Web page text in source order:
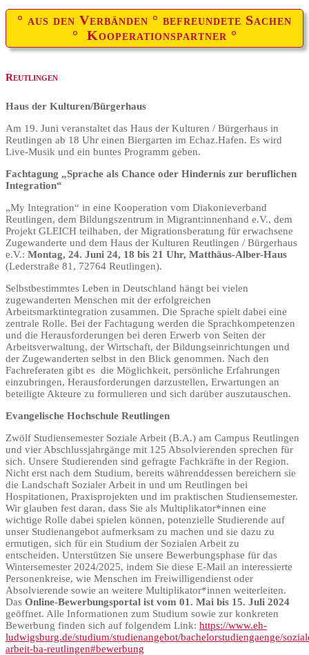
° aus den Verbänden ° befreundete Sachen
° Kooperationspartner °
Reutlingen
Haus der Kulturen/Bürgerhaus
Am 19. Juni veranstaltet das Haus der Kulturen / Bürgerhaus in
Reutlingen ab 18 Uhr einen Biergarten im Echaz.Hafen. Es wird
Live-Musik und ein buntes Programm geben.
Fachtagung „Sprache als Chance oder Hindernis zur beruflichen
Integration“
„My Integration“ in eine Kooperation vom Diakonieverband
Reutlingen, dem Bildungszentrum in Migrant:innenhand e.V., dem
Projekt GLEICH teilhaben, der Migrationsberatung für erwachsene
Zugewanderte und dem Haus der Kulturen Reutlingen / Bürgerhaus
e.V.: Montag, 24. Juni 24, 18 bis 21 Uhr, Matthäus-Alber-Haus
(Lederstraße 81, 72764 Reutlingen).
Selbstbestimmtes Leben in Deutschland hängt bei vielen
zugewanderten Menschen mit der erfolgreichen
Arbeitsmarktintegration zusammen. Die Sprache spielt dabei eine
zentrale Rolle. Bei der Fachtagung werden die Sprachkompetenzen
und die Herausforderungen bei deren Erwerb von Seiten der
Arbeitsverwaltung, der Wirtschaft, der Bildungseinrichtungen und
der Zugewanderten selbst in den Blick genommen. Nach den
Fachreferaten gibt es die Möglichkeit, persönliche Erfahrungen
einzubringen, Herausforderungen darzustellen, Erwartungen an
beteiligte Akteure zu formulieren und sich darüber auszutauschen.
Evangelische Hochschule Reutlingen
Zwölf Studiensemester Soziale Arbeit (B.A.) am Campus Reutlingen
und vier Abschlussjahrgänge mit 125 Absolvierenden sprechen für
sich. Unsere Studierenden sind gefragte Fachkräfte in der Region.
Nicht erst nach dem Studium, bereits währenddessen bereichern sie
die Landschaft Sozialer Arbeit in und um Reutlingen bei
Hospitationen, Praxisprojekten und im praktischen Studiensemester.
Wir glauben fest daran, dass Sie als Multiplikator*innen eine
wichtige Rolle dabei spielen können, potenzielle Studierende auf
unser Studienangebot aufmerksam zu machen und sie dazu zu
ermutigen, sich für ein Studium der Sozialen Arbeit zu
entscheiden. Unterstützen Sie unsere Bewerbungsphase für das
Wintersemester 2024/2025, indem Sie diese E-Mail an interessierte
Personenkreise, wie Menschen im Freiwilligendienst oder
Absolvierende sowie an weitere Multiplikator*innen weiterleiten.
Das Online-Bewerbungsportal ist vom 01. Mai bis 15. Juli 2024
geöffnet. Alle Informationen zum Studium sowie zur konkreten
Bewerbung finden sich auf folgendem Link: https://www.eh-
ludwigsburg.de/studium/studienangebot/bachelorstudiengaenge/
arbeit-ba-reutlingen#bewerbung